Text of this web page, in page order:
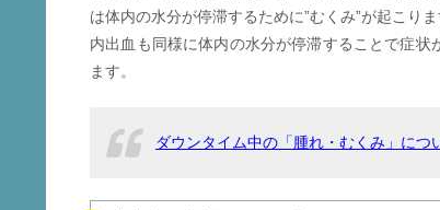
は体内の水分が停滞するために”むくみ”が起こりま
内出血も同様に体内の水分が停滞することで症状
ます。
ダウンタイム中の「腫れ・むくみ」につ